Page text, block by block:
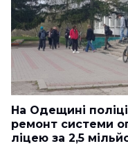
На Одещині
ремонт системи
ліцею за 2,5